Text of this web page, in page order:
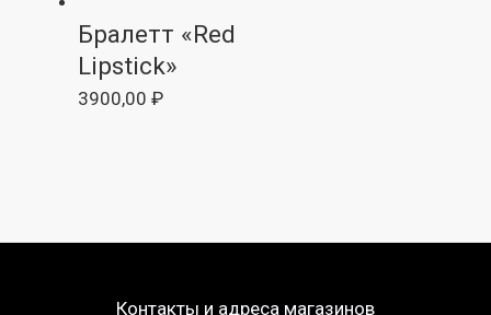
Бралетт «Red
Lipstick»
3900,00 ₽
Контакты и адреса магазинов